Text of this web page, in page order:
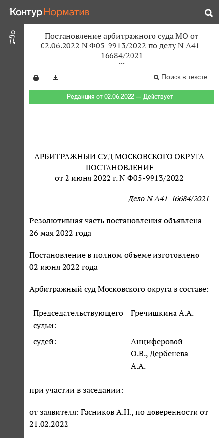
Постановление арбитражного суда МО от
02.06.2022 N Ф05-9913/2022 по делу N А41-
16684/2021
Поиск в тексте
Редакция от 02.06.2022 — Действует
АРБИТРАЖНЫЙ СУД МОСКОВСКОГО ОКРУГА
ПОСТАНОВЛЕНИЕ
от 2 июня 2022 г. N Ф05-9913/2022
Дело N А41-16684/2021
Резолютивная часть постановления объявлена
26 мая 2022 года
Постановление в полном объеме изготовлено
02 июня 2022 года
Арбитражный суд Московского округа в составе:
Председательствующего
судьи:
Гречишкина А.А.
судей:
Анциферовой
О.В., Дербенева
А.А.
при участии в заседании:
от заявителя: Гасников А.Н., по доверенности от
21.02.2022